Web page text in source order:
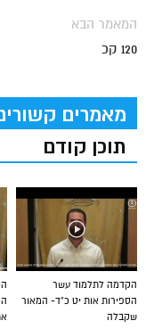
המאמר הבא
120 קכ
מאמרים
תוכן קודם
הקדמה לתלמוד עשר
הספירות אות יט כ”ד- המאור
שקבלה